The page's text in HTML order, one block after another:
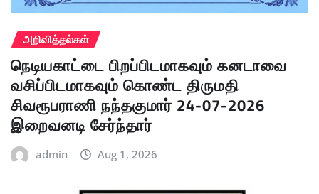
அறிவித்தல்கள்
நெடியகாட்டை பிறப்பிடமாகவும் கனடாவை
வசிப்பிடமாகவும் கொண்ட திருமதி
சிவரூபராணி நந்தகுமார் 24-07-2026
இறைவனடி சேர்ந்தார்
admin Aug 1, 2026